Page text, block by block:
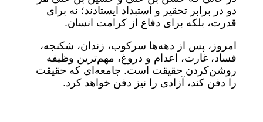
دو در برابر تحقیر و استبداد ایستادند؛ نه برای
قدرت، بلکه برای دفاع از کرامت انسان.
امروز، پس از دهه‌ها سرکوب، زندان، شکنجه،
فساد، غارت، اعدام و دروغ، مهم‌ترین وظیفه
روشن‌کردن حقیقت است. جامعه‌ای که حقیقت
را دفن کند، آزادی را نیز دفن خواهد کرد.